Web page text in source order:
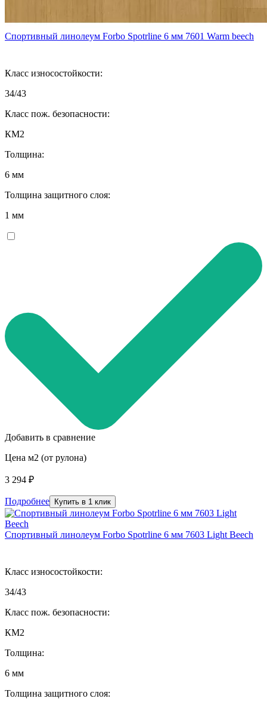
Спортивный линолеум Forbo Spotrline 6 мм 7601 Warm beech
Класс износостойкости:
34/43
Класс пож. безопасности:
КМ2
Толщина:
6 мм
Толщина защитного слоя:
1 мм
Добавить в сравнение
Цена м2 (от рулона)
3 294 ₽
Подробнее Купить в 1 клик
Спортивный линолеум Forbo Spotrline 6 мм 7603 Light Beech
Класс износостойкости:
34/43
Класс пож. безопасности:
КМ2
Толщина:
6 мм
Толщина защитного слоя: